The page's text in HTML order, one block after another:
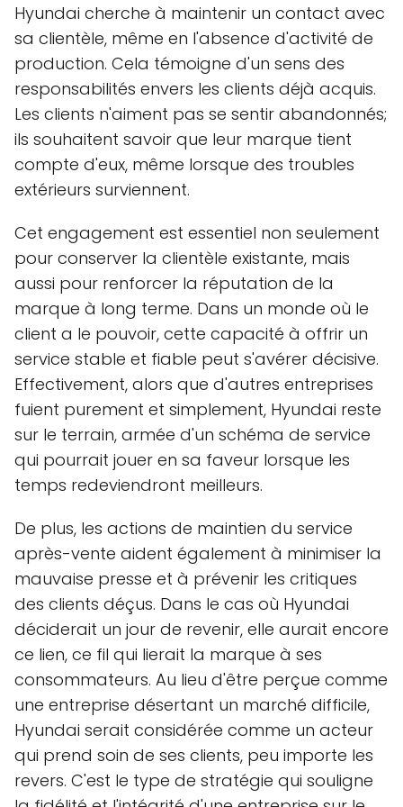
Hyundai cherche à maintenir un contact avec
sa clientèle, même en l'absence d'activité de
production. Cela témoigne d'un sens des
responsabilités envers les clients déjà acquis.
Les clients n'aiment pas se sentir abandonnés;
ils souhaitent savoir que leur marque tient
compte d'eux, même lorsque des troubles
extérieurs surviennent.
Cet engagement est essentiel non seulement
pour conserver la clientèle existante, mais
aussi pour renforcer la réputation de la
marque à long terme. Dans un monde où le
client a le pouvoir, cette capacité à offrir un
service stable et fiable peut s'avérer décisive.
Effectivement, alors que d'autres entreprises
fuient purement et simplement, Hyundai reste
sur le terrain, armée d'un schéma de service
qui pourrait jouer en sa faveur lorsque les
temps redeviendront meilleurs.
De plus, les actions de maintien du service
après-vente aident également à minimiser la
mauvaise presse et à prévenir les critiques
des clients déçus. Dans le cas où Hyundai
déciderait un jour de revenir, elle aurait encore
ce lien, ce fil qui lierait la marque à ses
consommateurs. Au lieu d'être perçue comme
une entreprise désertant un marché difficile,
Hyundai serait considérée comme un acteur
qui prend soin de ses clients, peu importe les
revers. C'est le type de stratégie qui souligne